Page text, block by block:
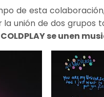
de esta
unión de dos grupos
COLDPLAY se unen